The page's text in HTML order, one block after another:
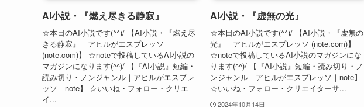
AI小説・『燃え尽きる静寂』
☆本日のAI小説です(^^)/ 【AI小説・『燃え尽
きる静寂』｜アヒルがエスプレッソ
(note.com)】 ☆noteで投稿しているAI小説の
マガジンになります(^^)/ 【『AI小説』短編・
読み切り・ノンジャンル｜アヒルがエスプレ
ッソ｜note】 ☆いいね・フォロー・クリエ
イ...
AI小説・『虚無の光』
☆本日のAI小説です(^^)/ 【AI小説・『虚無の
光』｜アヒルがエスプレッソ (note.com)】
☆noteで投稿しているAI小説のマガジンにな
ります(^^)/ 【『AI小説』短編・読み切り・ノ
ンジャンル｜アヒルがエスプレッソ｜note】
☆いいね・フォロー・クリエイターサ...
2024年10月14日